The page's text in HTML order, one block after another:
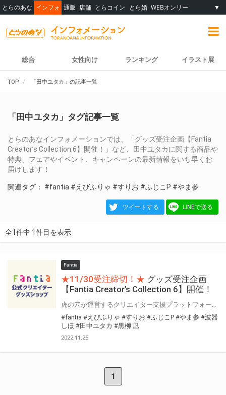
とらのあな インフォ 通販 店舗 とらコイン とら婚 WEBオンリー ▼
総合 女性向け ランキング イラスト展
TOP 「田中ユタカ」の記事一覧
「田中ユタカ」タグ記事一覧
とらのあなインフォメーションでは、「グッズ受注企画【Fantia
Creator’s Collection 6】開催！」など、田中ユタカに関する商品や
特典、フェアやイベント、キャンペーンの最新情報をいち早くお
届けします！
関連タグ： #fantia #えびふりゃ #すりお #ふじこP #やま参
ツイートする LINEで送る
全1件中 1件目を表示
Fantia
★11/30受注締切！★ グッズ受注企画
【Fantia Creator’s Collection 6】開催！
#fantia #えびふりゃ #すりお #ふじこP #やま参 #波器
しほ #田中ユタカ #黒柳 凪
2022.11.25
1